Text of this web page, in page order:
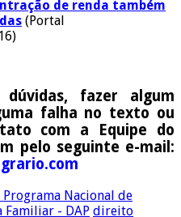
de renda também
(Portal
fazer algum
falha no texto ou
com a Equipe do
pelo seguinte e-mail:
Nacional de
- DAP direito